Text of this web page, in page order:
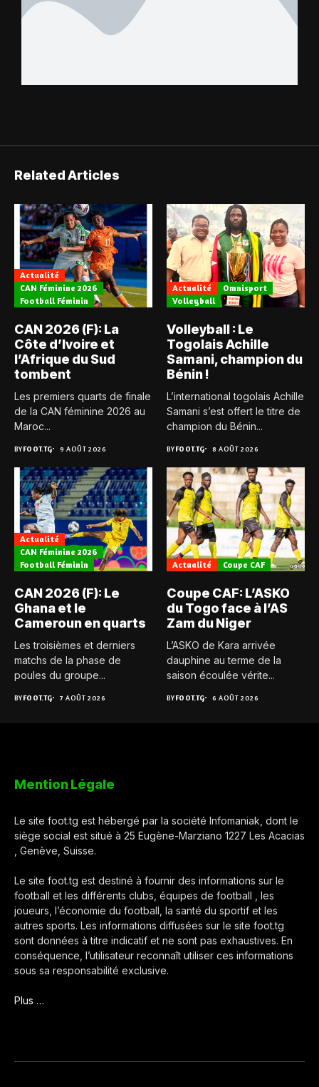
Related Articles
Actualité
CAN Féminine 2026
Football Féminin
CAN 2026 (F): La
Côte d’Ivoire et
l’Afrique du Sud
tombent
Les premiers quarts de finale
de la CAN féminine 2026 au
Maroc...
BYFOOT.TG 9 AOÛT 2026
Actualité
Omnisport
Volleyball
Volleyball : Le
Togolais Achille
Samani, champion du
Bénin !
L’international togolais Achille
Samani s’est offert le titre de
champion du Bénin...
BYFOOT.TG 8 AOÛT 2026
Actualité
CAN Féminine 2026
Football Féminin
CAN 2026 (F): Le
Ghana et le
Cameroun en quarts
Les troisièmes et derniers
matchs de la phase de
poules du groupe...
BYFOOT.TG 7 AOÛT 2026
Actualité Coupe CAF
Coupe CAF: L’ASKO
du Togo face à l’AS
Zam du Niger
L’ASKO de Kara arrivée
dauphine au terme de la
saison écoulée vérite...
BYFOOT.TG 6 AOÛT 2026
Mention Légale
Le site foot.tg est hébergé par la société Infomaniak, dont le
siège social est situé à 25 Eugène-Marziano 1227 Les Acacias
, Genève, Suisse.
Le site foot.tg est destiné à fournir des informations sur le
football et les différents clubs, équipes de football , les
joueurs, l’économie du football, la santé du sportif et les
autres sports. Les informations diffusées sur le site foot.tg
sont données à titre indicatif et ne sont pas exhaustives. En
conséquence, l’utilisateur reconnaît utiliser ces informations
sous sa responsabilité exclusive.
Plus …